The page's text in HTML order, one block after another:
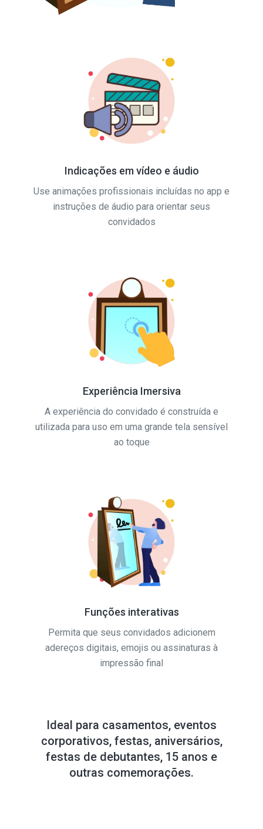
Indicações em vídeo e áudio
Use animações profissionais incluídas no app e
instruções de áudio para orientar seus
convidados
Experiência Imersiva
A experiência do convidado é construída e
utilizada para uso em uma grande tela sensível
ao toque
Funções interativas
Permita que seus convidados adicionem
adereços digitais, emojis ou assinaturas à
impressão final
Ideal para casamentos, eventos
corporativos, festas, aniversários,
festas de debutantes, 15 anos e
outras comemorações.